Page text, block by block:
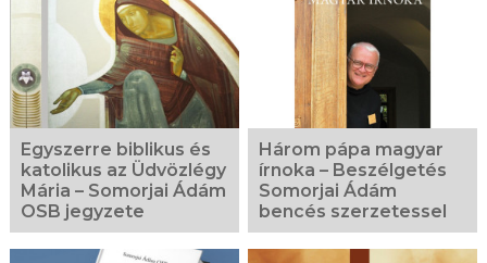
Egyszerre biblikus és
katolikus az Üdvözlégy
Mária – Somorjai Ádám
OSB jegyzete
Három pápa magyar
írnoka – Beszélgetés
Somorjai Ádám
bencés szerzetessel